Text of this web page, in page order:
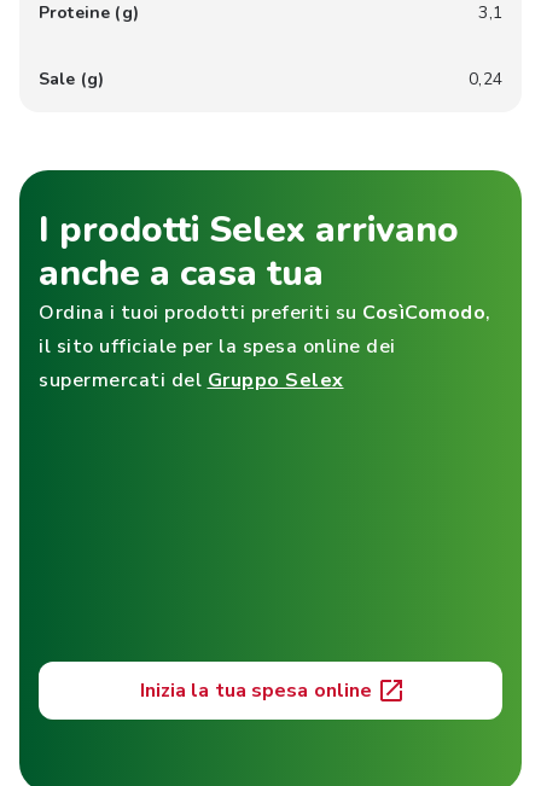
Proteine (g) 3,1
Sale (g) 0,24
I prodotti Selex arrivano
anche a casa tua
Ordina i tuoi prodotti preferiti su CosìComodo,
il sito ufficiale per la spesa online dei
supermercati del Gruppo Selex
Inizia la tua spesa online